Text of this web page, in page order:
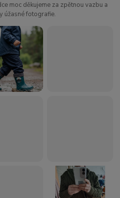
moc děkujeme za zpětnou vazbu a
úžasné fotografie.